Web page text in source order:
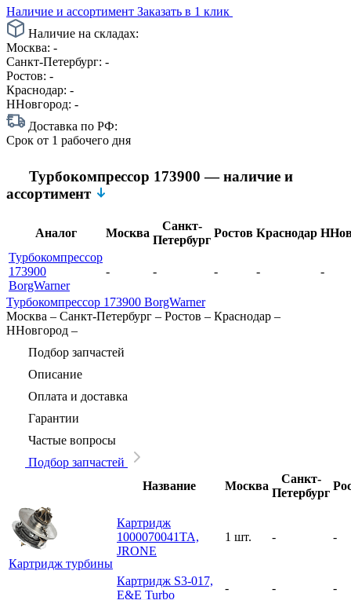
Наличие и ассортимент Заказать в 1 клик
Наличие на складах:
Москва: -
Санкт-Петербург: -
Ростов: -
Краснодар: -
ННовгород: -
Доставка по РФ:
Срок от 1 рабочего дня
Турбокомпрессор 173900 — наличие и
ассортимент
Аналог Москва
Санкт-
Петербург
Ростов Краснодар
Турбокомпрессор
173900
BorgWarner
- - - - -
Турбокомпрессор 173900 BorgWarner
Москва – Санкт-Петербург – Ростов – Краснодар –
ННовгород –
Подбор запчастей
Описание
Оплата и доставка
Гарантии
Частые вопросы
Подбор запчастей
Название
Москва
Санкт-
Петербург
Картридж турбины
Картридж
1000070041TA,
JRONE
1 шт. - -
Картридж S3-017,
E&E Turbo
- -
-